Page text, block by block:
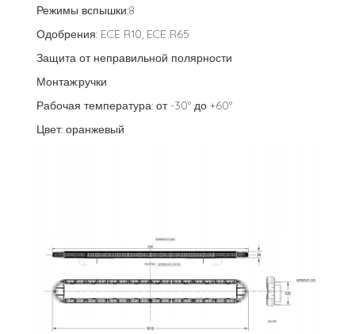
Режимы вспышки:8
Одобрения: ECE R10, ECE R65
Защита от неправильной полярности
Монтаж:ручки
Рабочая температура: от -30° до +60°
Цвет: оранжевый